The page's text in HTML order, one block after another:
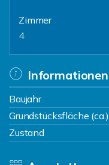
Zimmer
4
Informationen
Baujahr
Grundstücksfläche (ca.)
Zustand